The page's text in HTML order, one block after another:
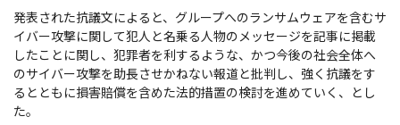
発表された抗議文によると、グループへのランサムウェアを含むサ
イバー攻撃に関して犯人と名乗る人物のメッセージを記事に掲載
したことに関し、犯罪者を利するような、かつ今後の社会全体へ
のサイバー攻撃を助長させかねない報道と批判し、強く抗議をす
るとともに損害賠償を含めた法的措置の検討を進めていく、とし
た。